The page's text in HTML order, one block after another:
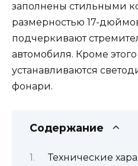
заполнены стильными
размерностью 17-
подчеркивают
автомобиля. Кроме
устанавливаются
фонари.
Содержание
Технические